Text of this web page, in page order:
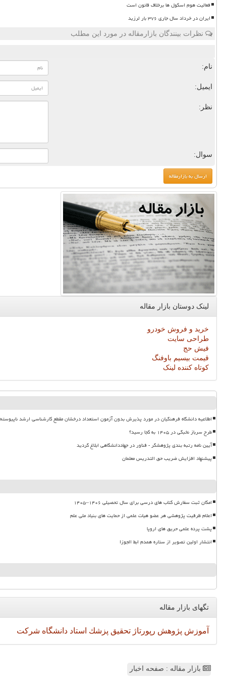
فعالیت هوم اسکول ها برخلاف قانون است
ایران در خرداد سال جاری ۳۷۶ بار لرزید
نظرات بینندگان بازارمقاله در مورد این مطلب
نام:
ایمیل:
نظر:
سوال:
لینک دوستان بازار مقاله
خرید و فروش خودرو
طراحی سایت
فیش حج
قیمت بیسیم باوفنگ
کوتاه کننده لینک
اطلاعیه دانشگاه فرهنگیان در مورد پذیرش بدون آزمون استعداد درخشان مقطع کارشناسی ارشد ناپیوسته ۱۴۰۵
طرح سرباز نخبگی در ۱۴۰۵ به کجا رسید؟
آیین نامه رتبه بندی پژوهشگر - فناور در جهاددانشگاهی ابلاغ گردید
پیشنهاد افزایش ضریب حق التدریس معلمان
امکان ثبت سفارش کتاب های درسی برای سال تحصیلی ۱۴۰۶–۱۴۰۵
اعلام ظرفیت پژوهشی هر عضو هیات علمی از حمایت های بنیاد ملی علم
پشت پرده علمی حریق های اروپا
انتشار اولین تصویر از ستاره همدم ابط الجوزا
تگهای بازار مقاله
آموزش پژوهش رپورتاژ تحقیق پزشك استاد دانشگاه شركت
بازار مقاله : صفحه اخبار